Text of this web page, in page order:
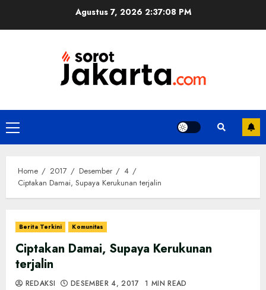
Agustus 7, 2026 2:37:09 PM
Primary
Menu
Home 2017 Desember
4
Ciptakan Damai, Supaya Kerukunan terjalin
Berita Terkini Komunitas
Ciptakan Damai, Supaya Kerukunan
terjalin
REDAKSI DESEMBER 4, 2017 1 MIN READ